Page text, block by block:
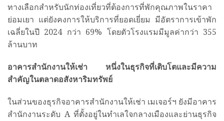
ทางเลือกสำหรับนักท่องเที่ยวที่ต้องการที่พักคุณภาพในราคา
ย่อมเยา แต่ยังคงการให้บริการที่ยอดเยี่ยม มีอัตราการเข้าพัก
เฉลี่ยในปี 2024 กว่า 69% โดยตัวโรงแรมมีมูลค่ากว่า 355
ล้านบาท
อาคารสำนักงานให้เช่า หนึ่งในธุรกิจที่เติบโตและมีความ
สำคัญในตลาดอสังหาริมทรัพย์
ในส่วนของธุรกิจอาคารสำนักงานให้เช่า เมเจอร์ฯ ยังมีอาคาร
สำนักงานระดับ A ที่ตั้งอยู่ในทำเลใจกลางเมืองและย่านธุรกิจ